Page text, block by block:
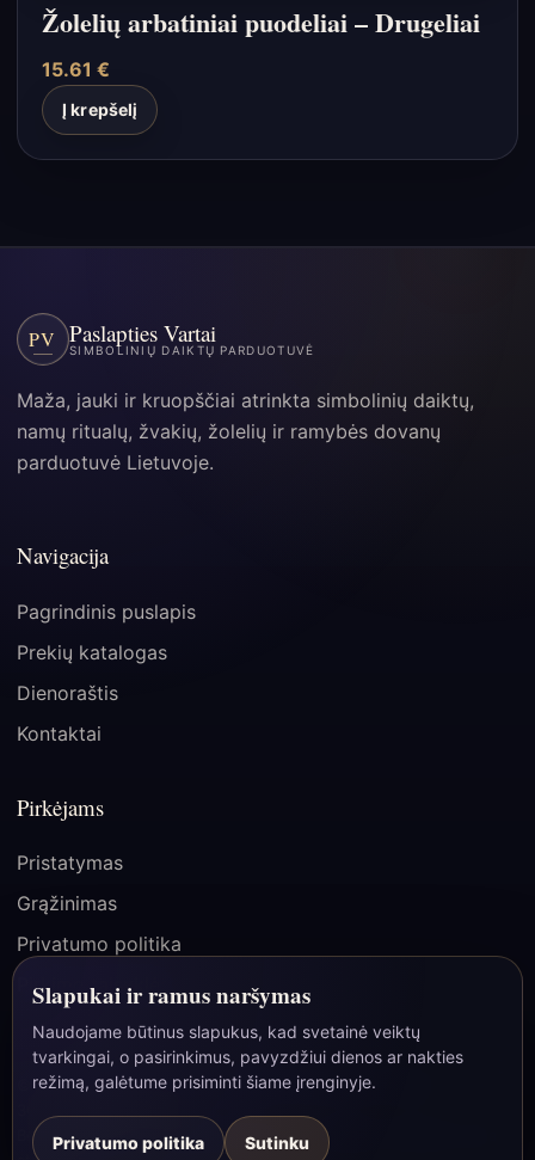
Žolelių arbatiniai puodeliai – Drugeliai
15.61 €
Į krepšelį
PV Paslapties Vartai
SIMBOLINIŲ DAIKTŲ PARDUOTUVĖ
Maža, jauki ir kruopščiai atrinkta simbolinių daiktų,
namų ritualų, žvakių, žolelių ir ramybės dovanų
parduotuvė Lietuvoje.
Navigacija
Pagrindinis puslapis
Prekių katalogas
Dienoraštis
Kontaktai
Pirkėjams
Pristatymas
Grąžinimas
Privatumo politika
Pirkimo taisyklės
© 2026 Paslapties Vartai | MB Bao Group, įmonės kodas
Be pigių pažadų ir stebuklų garantijų - tik daiktai, simboliai ir šilta
Slapukai ir ramus naršymas
Naudojame būtinus slapukus, kad svetainė veiktų
tvarkingai, o pasirinkimus, pavyzdžiui dienos ar nakties
režimą, galėtume prisiminti šiame įrenginyje.
Privatumo politika Sutinku